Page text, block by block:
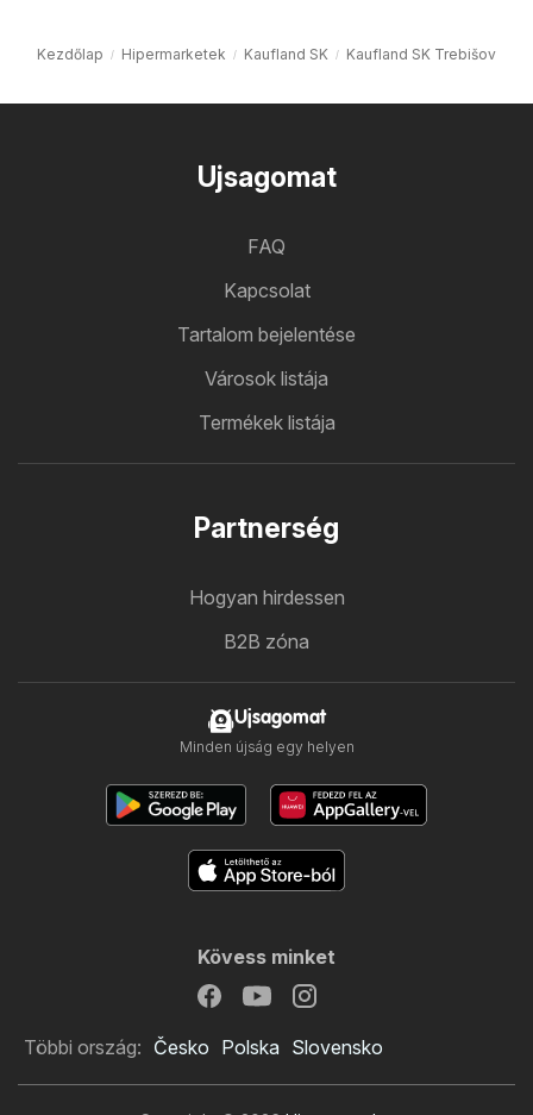
Kezdőlap Hipermarketek Kaufland SK Kaufland SK Trebišov
Ujsagomat
FAQ
Kapcsolat
Tartalom bejelentése
Városok listája
Termékek listája
Partnerség
Hogyan hirdessen
B2B zóna
Ujsagomat
Minden újság egy helyen
Kövess minket
Többi ország: Česko Polska Slovensko